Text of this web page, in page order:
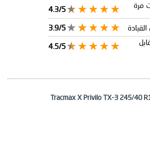
مرة
4.3/5
3.9/5
4.5/5